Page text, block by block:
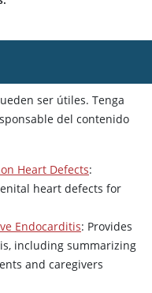
ser útiles. Tenga
del contenido
Heart Defects:
heart defects for
Endocarditis: Provides
including summarizing
and caregivers